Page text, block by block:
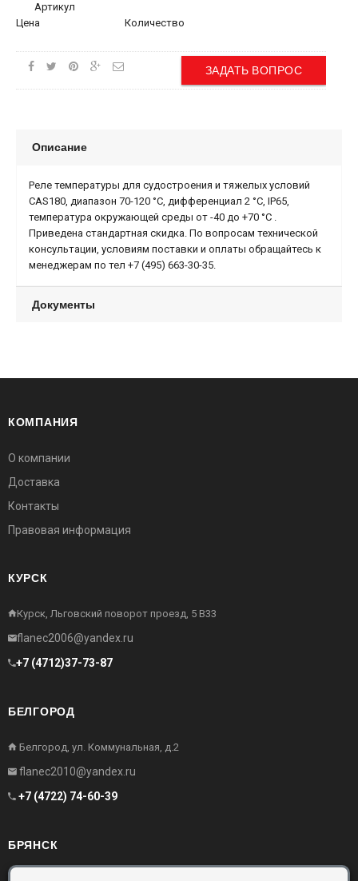
Артикул
Цена
Количество
ЗАДАТЬ ВОПРОС
Описание
Реле температуры для судостроения и тяжелых условий
CAS180, диапазон 70-120 °С, дифференциал 2 °С, IP65,
температура окружающей среды от -40 до +70 °C .
Приведена стандартная скидка. По вопросам технической
консультации, условиям поставки и оплаты обращайтесь к
менеджерам по тел +7 (495) 663-30-35.
Документы
КОМПАНИЯ
О компании
Доставка
Контакты
Правовая информация
КУРСК
Курск, Льговский поворот проезд, 5 В33
flanec2006@yandex.ru
+7 (4712)37-73-87
БЕЛГОРОД
Белгород, ул. Коммунальная, д.2
flanec2010@yandex.ru
+7 (4722) 74-60-39
БРЯНСК